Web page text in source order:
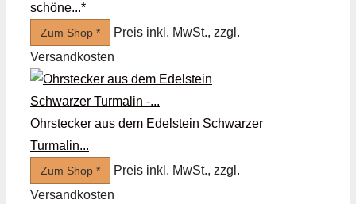
schöne...*
Zum Shop *
Preis inkl. MwSt., zzgl.
Versandkosten
Ohrstecker aus dem Edelstein Schwarzer
Turmalin...
Zum Shop *
Preis inkl. MwSt., zzgl.
Versandkosten